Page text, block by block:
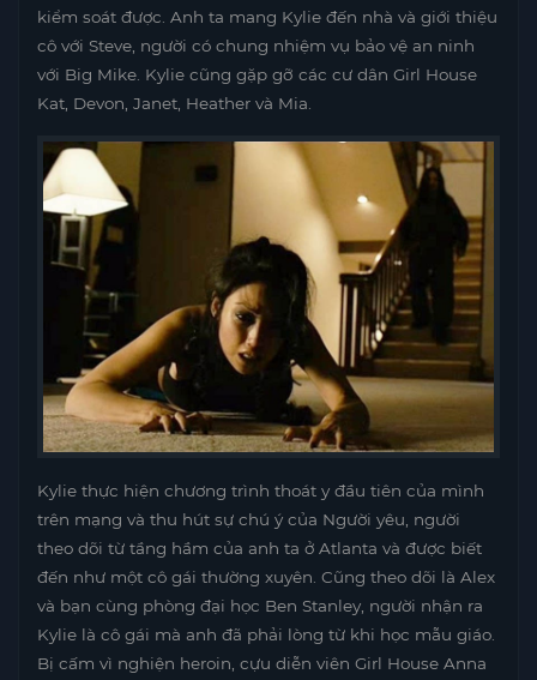
kiểm soát được. Anh ta mang Kylie đến nhà và giới thiệu
cô với Steve, người có chung nhiệm vụ bảo vệ an ninh
với Big Mike. Kylie cũng gặp gỡ các cư dân Girl House
Kat, Devon, Janet, Heather và Mia.
Kylie thực hiện chương trình thoát y đầu tiên của mình
trên mạng và thu hút sự chú ý của Người yêu, người
theo dõi từ tầng hầm của anh ta ở Atlanta và được biết
đến như một cô gái thường xuyên. Cũng theo dõi là Alex
và bạn cùng phòng đại học Ben Stanley, người nhận ra
Kylie là cô gái mà anh đã phải lòng từ khi học mẫu giáo.
Bị cấm vì nghiện heroin, cựu diễn viên Girl House Anna